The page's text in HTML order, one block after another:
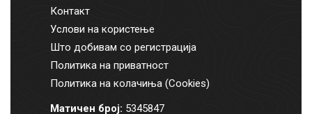
Контакт
Услови на користење
Што добивам со регистрација
Политика на приватност
Политика на колачиња (Cookies)
Матичен број: 5345847